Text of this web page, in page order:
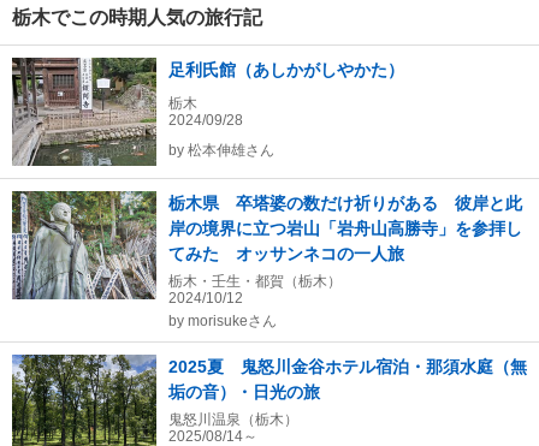
栃木でこの時期人気の旅行記
足利氏館（あしかがしやかた）
栃木
2024/09/28
by 松本伸雄さん
栃木県 卒塔婆の数だけ祈りがある 彼岸と此
岸の境界に立つ岩山「岩舟山高勝寺」を参拝し
てみた オッサンネコの一人旅
栃木・壬生・都賀（栃木）
2024/10/12
by morisukeさん
2025夏 鬼怒川金谷ホテル宿泊・那須水庭（無
垢の音）・日光の旅
鬼怒川温泉（栃木）
2025/08/14～